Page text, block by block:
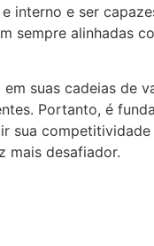
interno e ser
sempre alinhadas
suas cadeias de
Portanto, é
sua
mais desafiador.